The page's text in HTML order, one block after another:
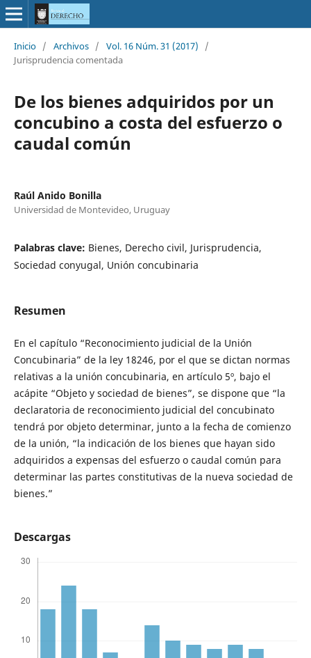
Inicio / Archivos / Vol. 16 Núm. 31 (2017)
/
Jurisprudencia comentada
De los bienes adquiridos por un
concubino a costa del esfuerzo o
caudal común
Raúl Anido Bonilla
Universidad de Montevideo, Uruguay
Palabras clave: Bienes, Derecho civil, Jurisprudencia,
Sociedad conyugal, Unión concubinaria
Resumen
En el capítulo “Reconocimiento judicial de la Unión
Concubinaria” de la ley 18246, por el que se dictan normas
relativas a la unión concubinaria, en artículo 5º, bajo el
acápite “Objeto y sociedad de bienes”, se dispone que “la
declaratoria de reconocimiento judicial del concubinato
tendrá por objeto determinar, junto a la fecha de comienzo
de la unión, “la indicación de los bienes que hayan sido
adquiridos a expensas del esfuerzo o caudal común para
determinar las partes constitutivas de la nueva sociedad de
bienes.”
Descargas